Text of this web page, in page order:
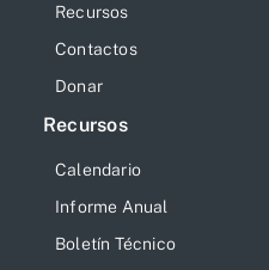
Recursos
Contactos
Donar
Recursos
Calendario
Informe Anual
Boletín Técnico